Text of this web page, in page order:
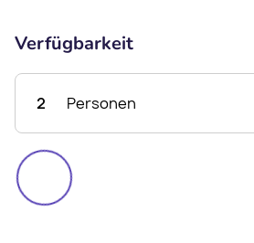
Verfügbarkeit
2 Personen